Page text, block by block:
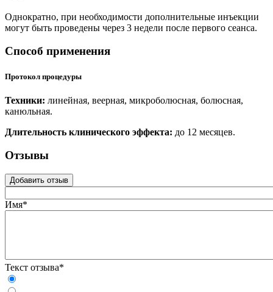
Однократно, при необходимости дополнительные инъекции
могут быть проведены через 3 недели после первого сеанса.
Способ применения
Протокол процедуры
Техники: линейная, веерная, микроболюсная, болюсная,
канюльная.
Длительность клинического эффекта: до 12 месяцев.
Отзывы
Добавить отзыв
Имя*
Текст отзыва*